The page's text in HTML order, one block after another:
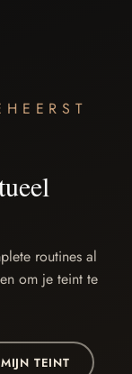
routines al
om je teint te
TEINT